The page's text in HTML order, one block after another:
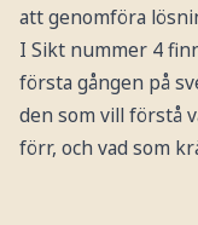
att genomföra
I Sikt nummer 4
första gången på
den som vill förstå
förr, och vad som